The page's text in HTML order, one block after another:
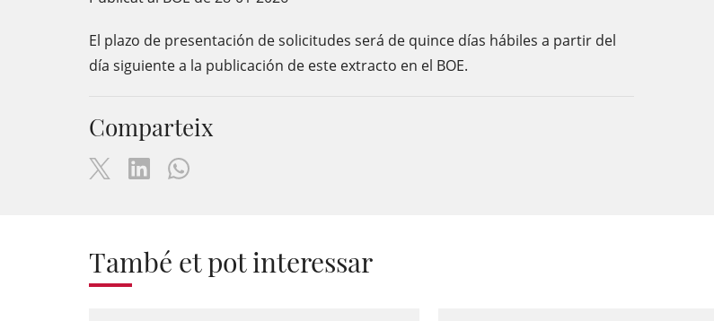
El plazo de presentación de solicitudes será de quince días hábiles a partir del
día siguiente a la publicación de este extracto en el BOE.
Comparteix
També et pot interessar